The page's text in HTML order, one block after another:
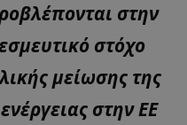
στην
στόχο
μείωσης της
στην ΕΕ